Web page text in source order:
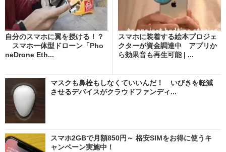
自分のスマホに翼を授ける！？
スマホ一体型ドローン「Pho
neDrone Eth...
スマホに装着する絵本プロジェ
クターが資金調達中 アプリか
ら効果音も再生可能 | ...
マスクも鼻栓もしなくていいんだ！ いびきを軽減
させるデバイスがクラウドファンディ...
スマホ2GBで月額850円～ 格安SIMをお得に使うキ
ャンペーン実施中！